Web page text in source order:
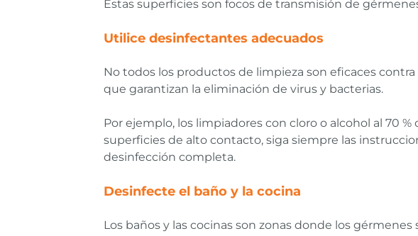
Estas superficies son focos de transmisión de
Utilice desinfectantes adecuados
No todos los productos de limpieza son eficaces
que garantizan la eliminación de virus y bacterias.
Por ejemplo, los limpiadores con cloro o alcohol al 70
superficies de alto contacto, siga siempre las
desinfección completa.
Desinfecte el baño y la cocina
Los baños y las cocinas son zonas donde los